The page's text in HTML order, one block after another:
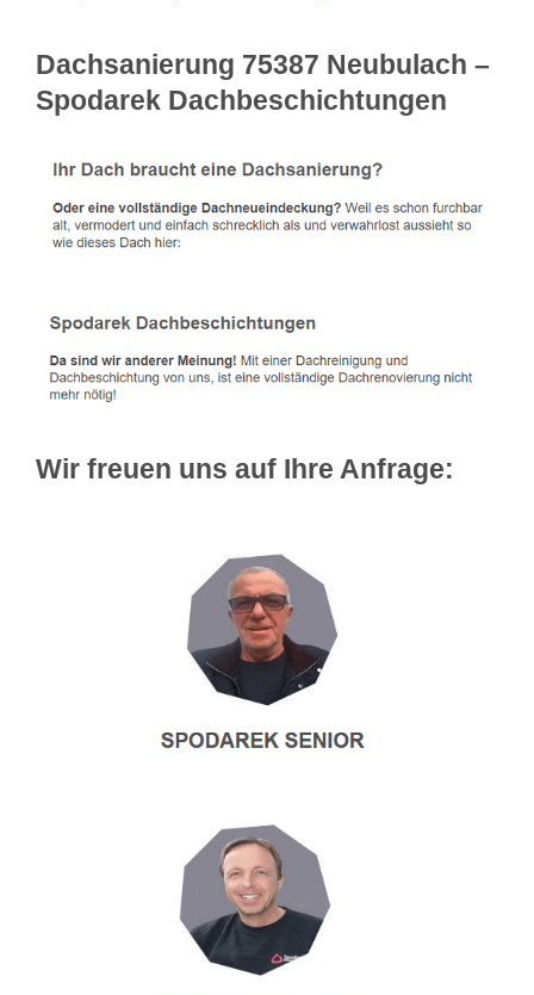
Dachsanierung 75387 Neubulach –
Spodarek Dachbeschichtungen
Wir freuen uns auf Ihre Anfrage: